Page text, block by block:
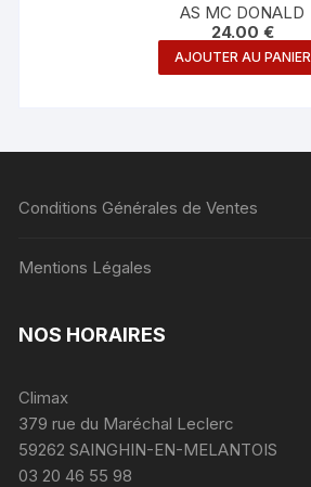
AS MC DONALD
24.00 €
AJOUTER AU PANIER
Conditions Générales de Ventes
Mentions Légales
NOS HORAIRES
Climax
379 rue du Maréchal Leclerc
59262 SAINGHIN-EN-MELANTOIS
03 20 46 55 98